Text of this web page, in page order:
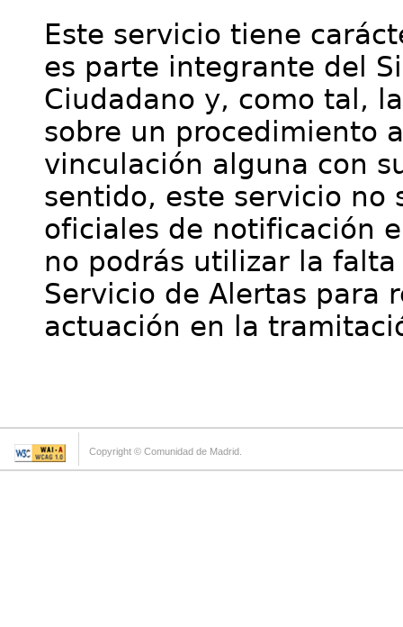
Este servicio tiene
es parte integrante del
Ciudadano y, como tal,
sobre un procedimiento
vinculación alguna con
sentido, este servicio no
oficiales de notificación
no podrás utilizar la
Servicio de Alertas para
actuación en la
Copyright © Comunidad de Madrid.